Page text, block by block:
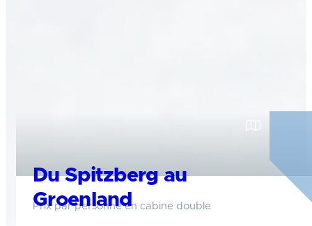
Du Spitzberg au
Groenland
Prix par personne en cabine double